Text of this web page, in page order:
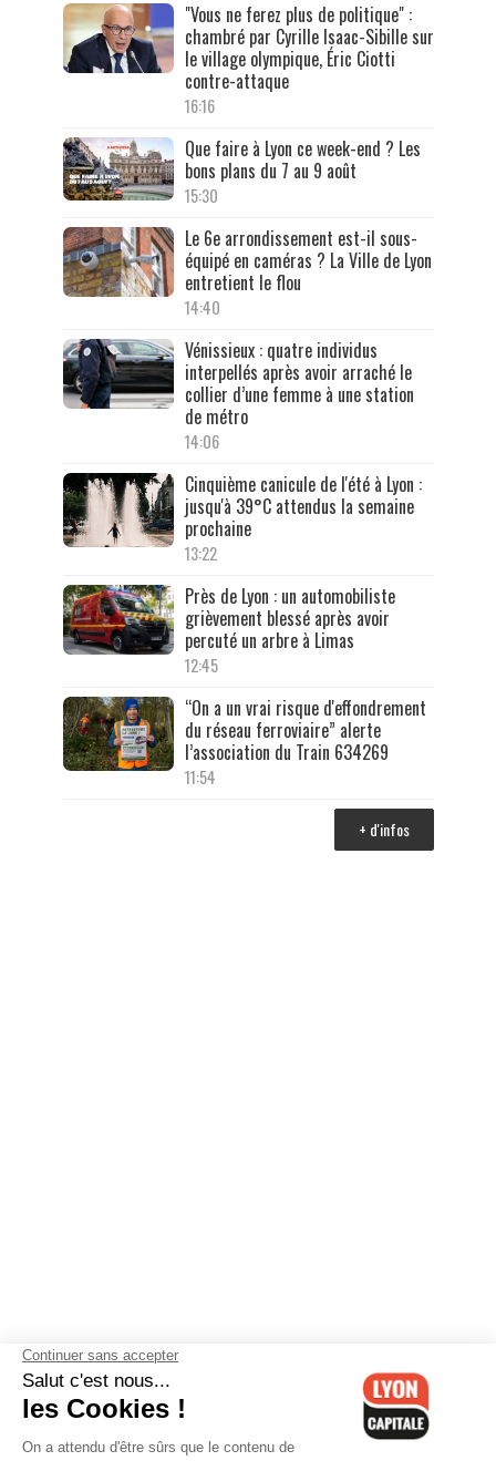
"Vous ne ferez plus de politique" :
chambré par Cyrille Isaac-Sibille sur
le village olympique, Éric Ciotti
contre-attaque
16:16
Que faire à Lyon ce week-end ? Les
bons plans du 7 au 9 août
15:30
Le 6e arrondissement est-il sous-
équipé en caméras ? La Ville de Lyon
entretient le flou
14:40
Vénissieux : quatre individus
interpellés après avoir arraché le
collier d’une femme à une station
de métro
14:06
Cinquième canicule de l'été à Lyon :
jusqu'à 39°C attendus la semaine
prochaine
13:22
Près de Lyon : un automobiliste
grièvement blessé après avoir
percuté un arbre à Limas
12:45
“On a un vrai risque d'effondrement
du réseau ferroviaire” alerte
l’association du Train 634269
11:54
+ d'infos